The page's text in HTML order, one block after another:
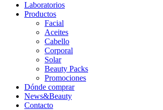
Laboratorios
Productos
Facial
Aceites
Cabello
Corporal
Solar
Beauty Packs
Promociones
Dónde comprar
News&Beauty
Contacto